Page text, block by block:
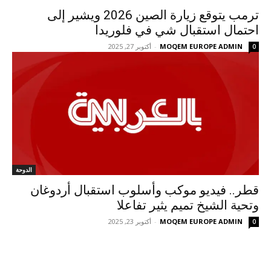
ترمب يتوقع زيارة الصين 2026 ويشير إلى
احتمال استقبال شي في فلوريدا
MOQEM EUROPE ADMIN
- أكتوبر 27, 2025 0
الدوحة
قطر.. فيديو موكب وأسلوب استقبال أردوغان
وتحية الشيخ تميم يثير تفاعلا
MOQEM EUROPE ADMIN
- أكتوبر 23, 2025 0